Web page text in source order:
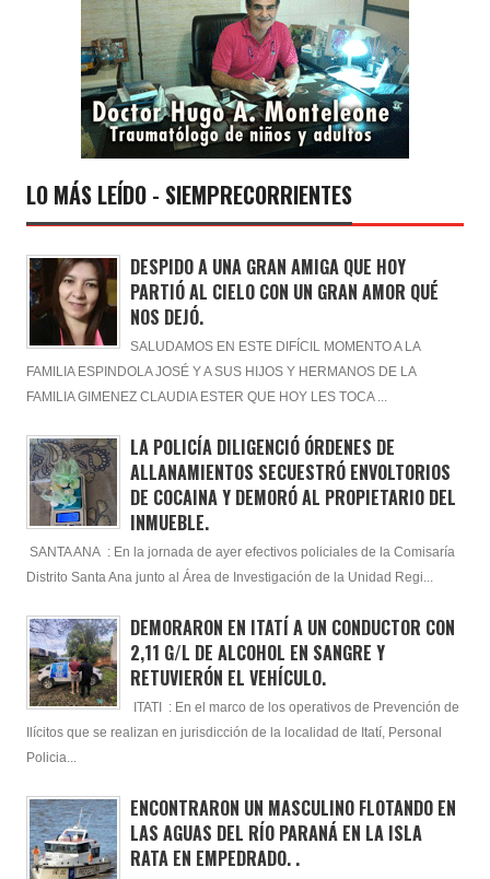
LO MÁS LEÍDO - SIEMPRECORRIENTES
DESPIDO A UNA GRAN AMIGA QUE HOY
PARTIÓ AL CIELO CON UN GRAN AMOR QUÉ
NOS DEJÓ.
SALUDAMOS EN ESTE DIFÍCIL MOMENTO A LA
FAMILIA ESPINDOLA JOSÉ Y A SUS HIJOS Y HERMANOS DE LA
FAMILIA GIMENEZ CLAUDIA ESTER QUE HOY LES TOCA ...
LA POLICÍA DILIGENCIÓ ÓRDENES DE
ALLANAMIENTOS SECUESTRÓ ENVOLTORIOS
DE COCAINA Y DEMORÓ AL PROPIETARIO DEL
INMUEBLE.
SANTA ANA : En la jornada de ayer efectivos policiales de la Comisaría
Distrito Santa Ana junto al Área de Investigación de la Unidad Regi...
DEMORARON EN ITATÍ A UN CONDUCTOR CON
2,11 G/L DE ALCOHOL EN SANGRE Y
RETUVIERÓN EL VEHÍCULO.
ITATI : En el marco de los operativos de Prevención de
Ilícitos que se realizan en jurisdicción de la localidad de Itatí, Personal
Policia...
ENCONTRARON UN MASCULINO FLOTANDO EN
LAS AGUAS DEL RÍO PARANÁ EN LA ISLA
RATA EN EMPEDRADO. .